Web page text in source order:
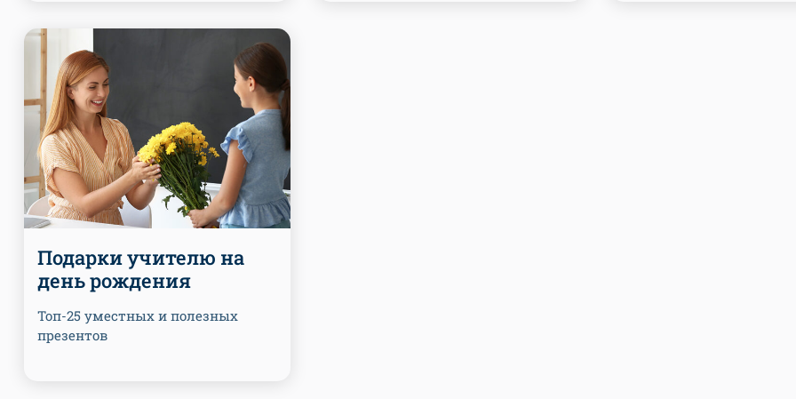
Подарки учителю на
день рождения
Топ-25 уместных и полезных
презентов